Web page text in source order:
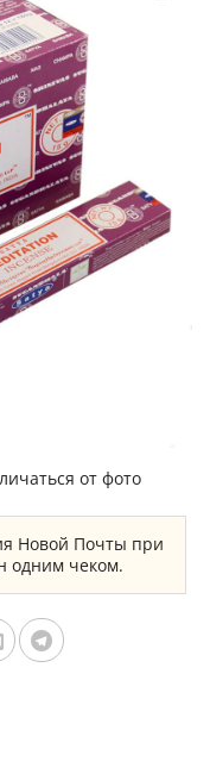
от фото
Новой Почты при
одним чеком.